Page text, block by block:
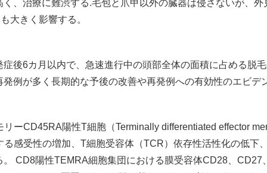
、治療に難渋する.毛包と爪甲以外の臓器は侵さないが、
大きく影響する。
後6カ月以内で、急速進行中の頭部全体の面積に占める脱
例が多く長期的な予後の改善や再発例への有効性のエビデ
ーCD45RA陽性T細胞（Terminally differentiated effector
感受性の増加、T細胞受容体（TCR）依存性活性化の低下
CD8陽性TEMRA細胞集団における膜受容体CD28、